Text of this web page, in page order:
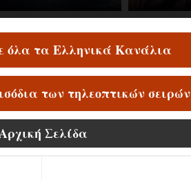
όλα τα Ελληνικά Κανάλια
των τηλεοπτικών σειρών
Σελίδα